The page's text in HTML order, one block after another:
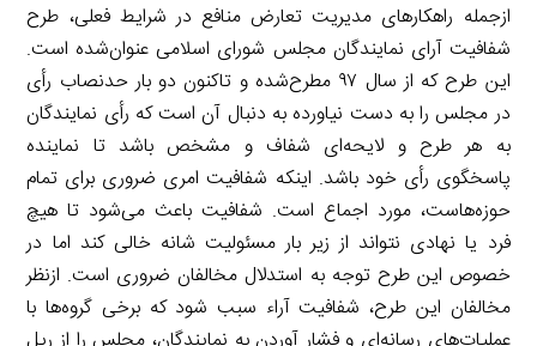
ازجمله راهکارهای مدیریت تعارض منافع در شرایط فعلی، طرح
شفافیت آرای نمایندگان مجلس شورای اسلامی عنوان‌شده است.
این طرح که از سال ۹۷ مطرح‌شده و تاکنون دو بار حدنصاب رأی
در مجلس را به دست نیاورده به دنبال آن است که رأی نمایندگان
به هر طرح و لایحه‌ای شفاف و مشخص باشد تا نماینده
پاسخگوی رأی خود باشد. اینکه شفافیت امری ضروری برای تمام
حوزه‌هاست، مورد اجماع است. شفافیت باعث می‌شود تا هیچ
فرد یا نهادی نتواند از زیر بار مسئولیت شانه خالی کند اما در
خصوص این طرح توجه به استدلال مخالفان ضروری است. ازنظر
مخالفان این طرح، شفافیت آراء سبب شود که برخی گروه‌ها با